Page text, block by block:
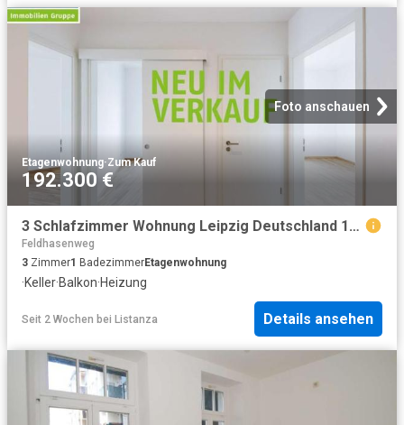
Foto anschauen
Etagenwohnung·Zum Kauf
192.300 €
3 Schlafzimmer Wohnung Leipzig Deutschland 104365123
Feldhasenweg
3 Zimmer1 BadezimmerEtagenwohnung
·Keller·Balkon·Heizung
Seit 2 Wochen bei Listanza Details ansehen